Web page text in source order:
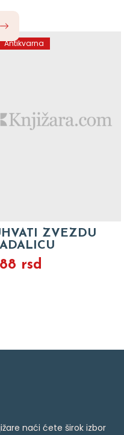
Antikvarna
ZVEZDU
rsd
naći ćete širok izbor